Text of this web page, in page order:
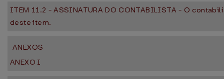
ITEM 11.2 - ASSINATURA DO CONTABILISTA - O
deste item.
ANEXOS
ANEXO I